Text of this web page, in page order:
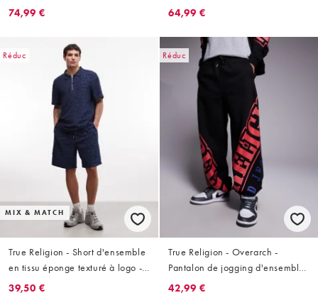
moyen
74,99 €
bouddha - Noir
64,99 €
Réduc
MIX & MATCH
True Religion - Short d'ensemble
en tissu éponge texturé à logo -
Bleu nuit
39,50 €
Réduc
True Religion - Overarch -
Pantalon de jogging d'ensemble
à cordon de serrage et logo -
42,99 €